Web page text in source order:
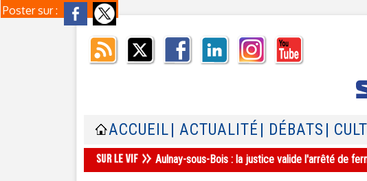
Poster sur :
ACCUEIL | ACTUALITÉ | DÉBATS |
Aulnay-sous-Bois : la justice valide l'arrêté de